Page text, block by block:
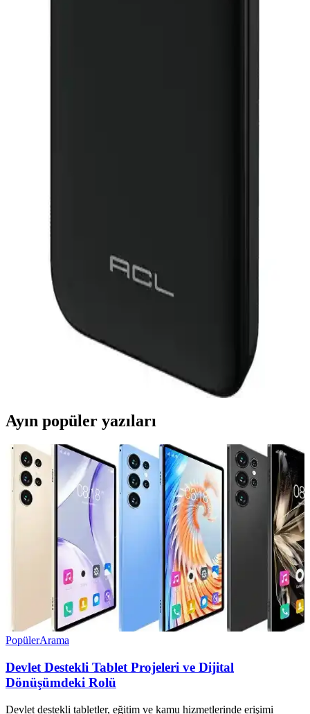
Samsung Powerbank 10000 mAh: Yüksek Kapasite
Samsung Powerbank: Yüksek Kapasiteli ve
Güvenilir Taşınabilir Şarj Cihazları
Samsung powerbankler, yüksek kapasite, hızlı şarj ve güvenlik
özellikleriyle günlük ve dış mekan kullanımında ideal, şık ve
dayanıklı taşınabilir enerji çözümleri sunar.
Taşınabilir Şarj Cihazları Acl PW-99 ve Blic BPB4
Karşılaştırması 2023
İki popüler 10.000mAh taşınabilir şarj cihazını detaylı
karşılaştırıyoruz. Kullanıcı deneyimleri ve teknik özellikler ile
hangisinin ihtiyaçlarınıza daha uygun olduğunu öğrenin.
Ayın popüler yazıları
PopülerArama
Devlet Destekli Tablet Projeleri ve Dijital
Dönüşümdeki Rolü
Devlet destekli tabletler, eğitim ve kamu hizmetlerinde erişimi